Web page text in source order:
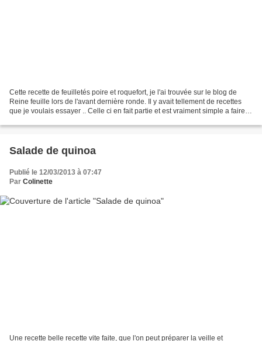
Cette recette de feuilletés poire et roquefort, je l'ai trouvée sur le blog de
Reine feuille lors de l'avant dernière ronde. Il y avait tellement de recettes
que je voulais essayer .. Celle ci en fait partie et est vraiment simple a faire et
Salade de quinoa
Publié le 12/03/2013 à 07:47
Par Colinette
Une recette belle recette vite faite, que l'on peut préparer la veille et